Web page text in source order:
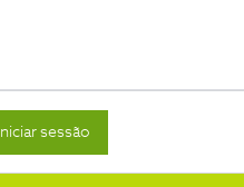
Iniciar sessão